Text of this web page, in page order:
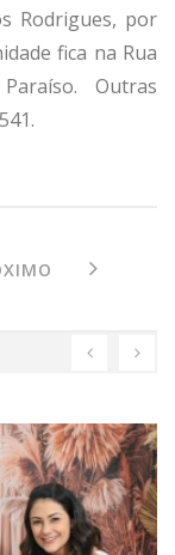
Rodrigues, por
fica na Rua
Outras